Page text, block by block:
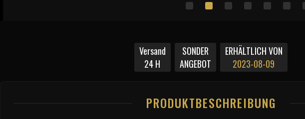
Versand
24 H
SONDER
ANGEBOT
ERHÄLTLICH VON
2023-08-09
PRODUKTBESCHREIBUNG